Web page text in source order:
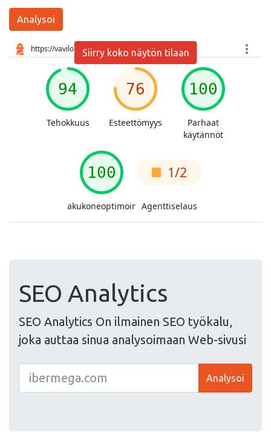
Analysoi
Siirry koko näytön tilaan
SEO Analytics
SEO Analytics On ilmainen SEO työkalu,
joka auttaa sinua analysoimaan Web-sivusi
Analysoi